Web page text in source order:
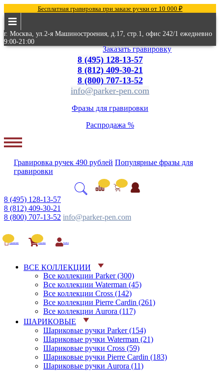
Бесплатная гравировка при заказе ручки от 10 000 ₽
г. Москва, ул.2-я Машиностроения, д.17, стр.1, офис 242/1 ежедневно
9:00-21:00
8 (495) 128-13-57
8 (812) 409-30-21
8 (800) 707-13-52
info@parker-pen.com
Фразы для гравировки
Распродажа %
Заказать гравировку
Гравировка ручек 490 рублей Популярные фразы для
гравировки
8 (495) 128-13-57
8 (812) 409-30-21
8 (800) 707-13-52 info@parker-pen.com
Сравнение Корзина Войти
ВСЕ КОЛЛЕКЦИИ
Все коллекции Parker (300)
Все коллекции Waterman (45)
Все коллекции Cross (142)
Все коллекции Pierre Cardin (261)
Все коллекции Aurora (117)
ШАРИКОВЫЕ
Шариковые ручки Parker (154)
Шариковые ручки Waterman (21)
Шариковые ручки Cross (59)
Шариковые ручки Pierre Cardin (183)
Шариковые ручки Aurora (11)